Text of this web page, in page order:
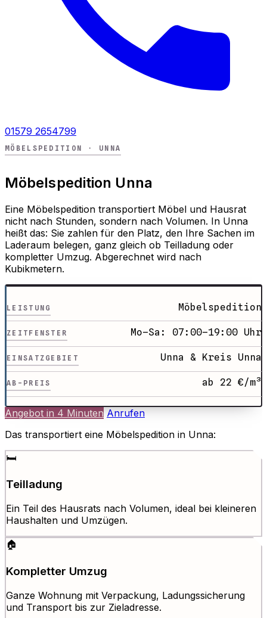
01579 2654799
MÖBELSPEDITION · UNNA
Möbelspedition Unna
Eine Möbelspedition transportiert Möbel und Hausrat
nicht nach Stunden, sondern nach Volumen. In Unna
heißt das: Sie zahlen für den Platz, den Ihre Sachen im
Laderaum belegen, ganz gleich ob Teilladung oder
kompletter Umzug. Abgerechnet wird nach
Kubikmetern.
LEISTUNG Möbelspedition
ZEITFENSTER Mo–Sa: 07:00–19:00 Uhr
EINSATZGEBIET Unna & Kreis Unna
AB-PREIS ab 22 €/m³
Angebot in 4 Minuten Anrufen
Das transportiert eine Möbelspedition in Unna:
🛏️
Teilladung
Ein Teil des Hausrats nach Volumen, ideal bei kleineren
Haushalten und Umzügen.
🏠
Kompletter Umzug
Ganze Wohnung mit Verpackung, Ladungssicherung
und Transport bis zur Zieladresse.